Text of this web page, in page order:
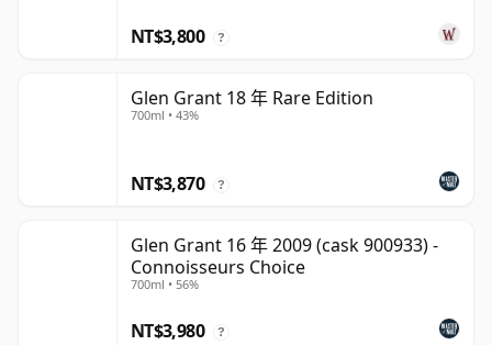
NT$3,800 ?
Glen Grant 18 年 Rare Edition
700ml • 43%
NT$3,870 ?
Glen Grant 16 年 2009 (cask 900933) -
Connoisseurs Choice
700ml • 56%
NT$3,980 ?